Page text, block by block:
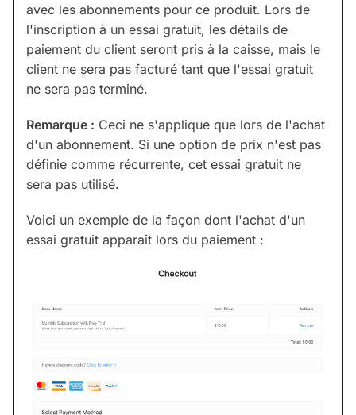
avec les abonnements pour ce produit. Lors de
l'inscription à un essai gratuit, les détails de
paiement du client seront pris à la caisse, mais le
client ne sera pas facturé tant que l'essai gratuit
ne sera pas terminé.
Remarque : Ceci ne s'applique que lors de l'achat
d'un abonnement. Si une option de prix n'est pas
définie comme récurrente, cet essai gratuit ne
sera pas utilisé.
Voici un exemple de la façon dont l'achat d'un
essai gratuit apparaît lors du paiement :